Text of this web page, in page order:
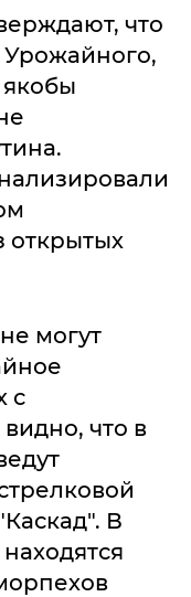
что
Урожайного,
открытых
могут
с
что в
В